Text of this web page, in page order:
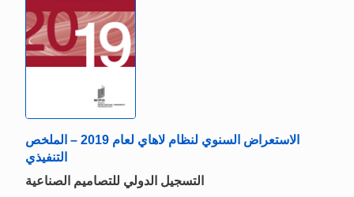
الاستعراض السنوي لنظام لاهاي لعام 2019 – الملخص
التنفيذي
التسجيل الدولي للتصاميم الصناعية